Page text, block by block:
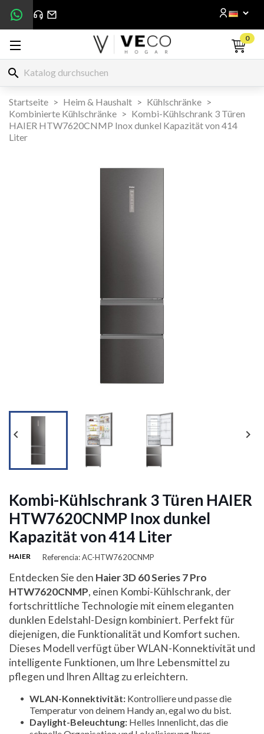
0
search
Startseite Heim & Haushalt
Kühlschränke
Kombinierte Kühlschränke
Kombi-Kühlschrank 3 Türen
HAIER HTW7620CNMP Inox dunkel Kapazität von 414
Liter
 
Kombi-Kühlschrank 3 Türen HAIER
HTW7620CNMP Inox dunkel
Kapazität von 414 Liter
HAIER Referencia: AC-HTW7620CNMP
Entdecken Sie den Haier 3D 60 Series 7 Pro
HTW7620CNMP, einen Kombi-Kühlschrank, der
fortschrittliche Technologie mit einem eleganten
dunklen Edelstahl-Design kombiniert. Perfekt für
diejenigen, die Funktionalität und Komfort suchen.
Dieses Modell verfügt über WLAN-Konnektivität und
intelligente Funktionen, um Ihre Lebensmittel zu
pflegen und Ihren Alltag zu erleichtern.
WLAN-Konnektivität: Kontrolliere und passe die
Temperatur von deinem Handy an, egal wo du bist.
Daylight-Beleuchtung: Helles Innenlicht, das die